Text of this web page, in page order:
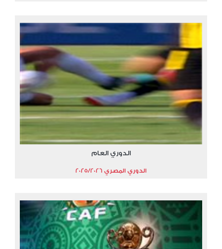
الدوري العام
الدوري المصري 2025/2026